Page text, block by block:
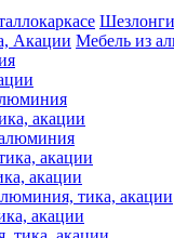
Мебель из
акации
акации
акации
тика, акации
акации